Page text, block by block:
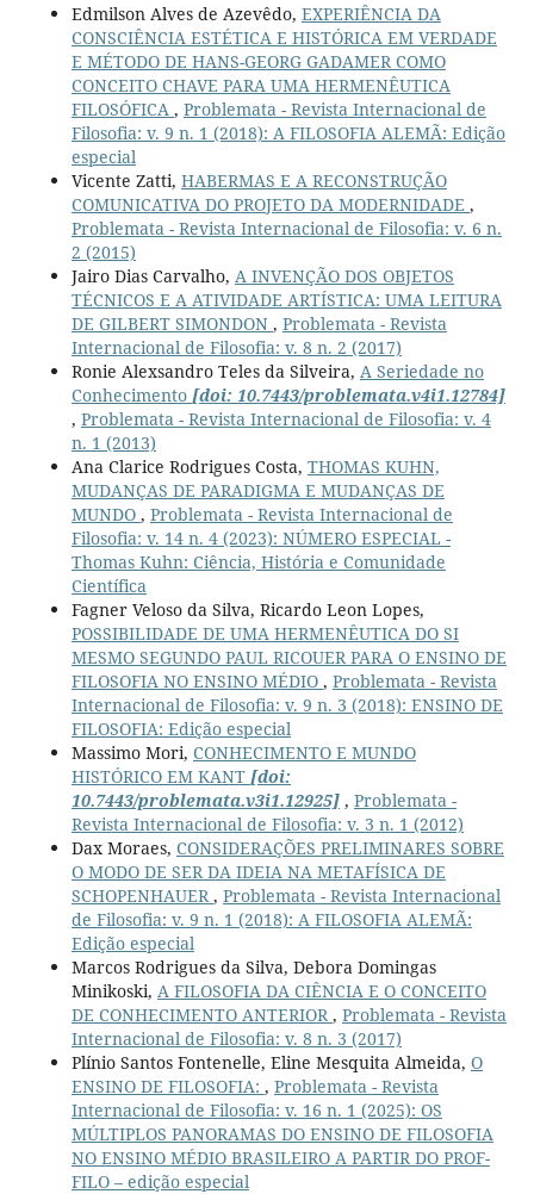
Edmilson Alves de Azevêdo, EXPERIÊNCIA DA
CONSCIÊNCIA ESTÉTICA E HISTÓRICA EM VERDADE
E MÉTODO DE HANS-GEORG GADAMER COMO
CONCEITO CHAVE PARA UMA HERMENÊUTICA
FILOSÓFICA , Problemata - Revista Internacional de
Filosofia: v. 9 n. 1 (2018): A FILOSOFIA ALEMÃ: Edição
especial
Vicente Zatti, HABERMAS E A RECONSTRUÇÃO
COMUNICATIVA DO PROJETO DA MODERNIDADE ,
Problemata - Revista Internacional de Filosofia: v. 6 n.
2 (2015)
Jairo Dias Carvalho, A INVENÇÃO DOS OBJETOS
TÉCNICOS E A ATIVIDADE ARTÍSTICA: UMA LEITURA
DE GILBERT SIMONDON , Problemata - Revista
Internacional de Filosofia: v. 8 n. 2 (2017)
Ronie Alexsandro Teles da Silveira, A Seriedade no
Conhecimento [doi: 10.7443/problemata.v4i1.12784]
, Problemata - Revista Internacional de Filosofia: v. 4
n. 1 (2013)
Ana Clarice Rodrigues Costa, THOMAS KUHN,
MUDANÇAS DE PARADIGMA E MUDANÇAS DE
MUNDO , Problemata - Revista Internacional de
Filosofia: v. 14 n. 4 (2023): NÚMERO ESPECIAL -
Thomas Kuhn: Ciência, História e Comunidade
Científica
Fagner Veloso da Silva, Ricardo Leon Lopes,
POSSIBILIDADE DE UMA HERMENÊUTICA DO SI
MESMO SEGUNDO PAUL RICOUER PARA O ENSINO DE
FILOSOFIA NO ENSINO MÉDIO , Problemata - Revista
Internacional de Filosofia: v. 9 n. 3 (2018): ENSINO DE
FILOSOFIA: Edição especial
Massimo Mori, CONHECIMENTO E MUNDO
HISTÓRICO EM KANT [doi:
10.7443/problemata.v3i1.12925], Problemata -
Revista Internacional de Filosofia: v. 3 n. 1 (2012)
Dax Moraes, CONSIDERAÇÕES PRELIMINARES SOBRE
O MODO DE SER DA IDEIA NA METAFÍSICA DE
SCHOPENHAUER , Problemata - Revista Internacional
de Filosofia: v. 9 n. 1 (2018): A FILOSOFIA ALEMÃ:
Edição especial
Marcos Rodrigues da Silva, Debora Domingas
Minikoski, A FILOSOFIA DA CIÊNCIA E O CONCEITO
DE CONHECIMENTO ANTERIOR , Problemata - Revista
Internacional de Filosofia: v. 8 n. 3 (2017)
Plínio Santos Fontenelle, Eline Mesquita Almeida, O
ENSINO DE FILOSOFIA: , Problemata - Revista
Internacional de Filosofia: v. 16 n. 1 (2025): OS
MÚLTIPLOS PANORAMAS DO ENSINO DE FILOSOFIA
NO ENSINO MÉDIO BRASILEIRO A PARTIR DO PROF-
FILO – edição especial